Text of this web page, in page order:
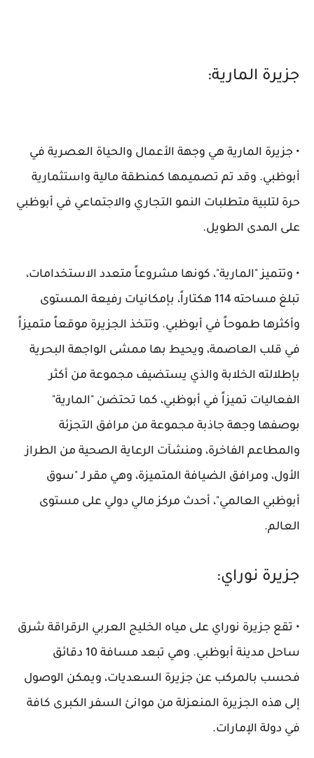
جزيرة المارية:
• جزيرة المارية هي وجهة الأعمال والحياة العصرية في
أبوظبي. وقد تم تصميمها كمنطقة مالية واستثمارية
حرة لتلبية متطلبات النمو التجاري والاجتماعي في أبوظبي
على المدى الطويل.
• وتتميز "المارية"، كونها مشروعاً متعدد الاستخدامات،
تبلغ مساحته 114 هكتاراً، بإمكانيات رفيعة المستوى
وأكثرها طموحاً في أبوظبي. وتتخذ الجزيرة موقعاً متميزاً
في قلب العاصمة، ويحيط بها ممشى الواجهة البحرية
بإطلالته الخلابة والذي يستضيف مجموعة من أكثر
الفعاليات تميزاً في أبوظبي، كما تحتضن "المارية"
بوصفها وجهة جاذبة مجموعة من مرافق التجزئة
والمطاعم الفاخرة، ومنشآت الرعاية الصحية من الطراز
الأول، ومرافق الضيافة المتميزة، وهي مقر لـ "سوق
أبوظبي العالمي"، أحدث مركز مالي دولي على مستوى
العالم.
جزيرة نوراي:
• تقع جزيرة نوراي على مياه الخليج العربي الرقراقة شرق
ساحل مدينة أبوظبي. وهي تبعد مسافة 10 دقائق
فحسب بالمركب عن جزيرة السعديات، ويمكن الوصول
إلى هذه الجزيرة المنعزلة من موانئ السفر الكبرى كافة
في دولة الإمارات.